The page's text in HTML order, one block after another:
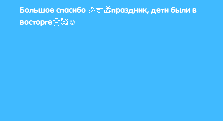
Большое спасибо 🎉🎊🎁праздник, дети были в
восторге🤗🥰☺️